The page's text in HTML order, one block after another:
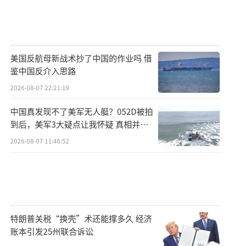
美国反航母新战术抄了中国的作业吗 借
鉴中国反介入思路
2026-08-07 22:21:19
中国真发现不了美军无人艇？052D被拍
到后，美军3大疑点让我怀疑 真相并非
如此
2026-08-07 11:46:52
特朗普关税“换壳”术还能撑多久 经济
账本引发25州联合诉讼